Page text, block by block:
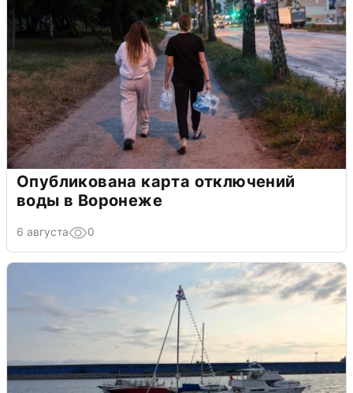
Опубликована карта отключений
воды в Воронеже
6 августа 0